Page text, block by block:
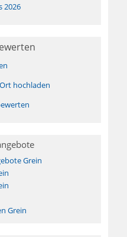
2026
hochladen
Grein
Grein